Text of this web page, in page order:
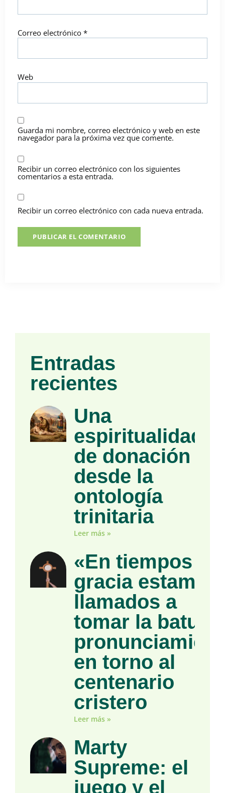
Correo electrónico *
Web
Guarda mi nombre, correo electrónico y web en este
navegador para la próxima vez que comente.
Recibir un correo electrónico con los siguientes
comentarios a esta entrada.
Recibir un correo electrónico con cada nueva entrada.
Entradas
recientes
Una
espiritualidad
de donación
desde la
ontología
trinitaria
Leer más »
«En tiempos de
gracia estamos
llamados a
tomar la
en torno al
centenario
cristero
Leer más »
Marty
Supreme: el
juego y el